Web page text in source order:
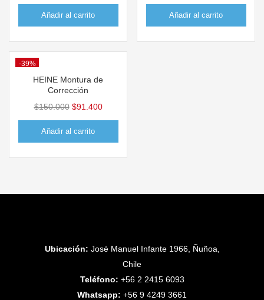
Añadir al carrito Añadir al carrito
-39%
HEINE Montura de
Corrección
$150.000 $91.400
Añadir al carrito
Ubicación: José Manuel Infante 1966, Ñuñoa,
Chile
Teléfono: +56 2 2415 6093
Whatsapp: +56 9 4249 3661